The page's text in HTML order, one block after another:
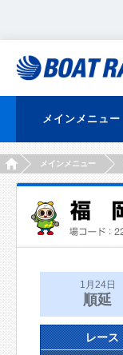
メインメニュー
HOMEメインメニュー
1月24日
順延
レース